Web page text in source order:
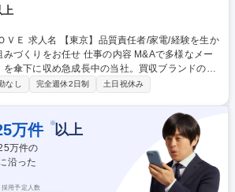
/経験を生か
仕事の内容 M&Aで多様なメー
傘下に収め急成長中の当社。買収ブランドの価
るべく、全商材の品質管理体制をゼロから構築す
適等）の法規制対応、届出、自主検査管理 ■中国
・工程管理 ■開発段階での不具合防止策の強化、
再発を確実に防ぐ仕組み（CAPA）の運用 ■PL法
製品安全（リスクアセスメント）の推進 募集職
電/経験を生かして組織立ち上げ・仕組みづくり
なし 完全週休2日制 土日祝休み
万件 ※以上
万件の
沿った
用予定人数